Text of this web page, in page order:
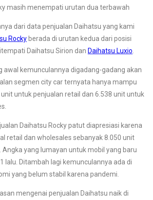
masih menempati urutan dua terbawah
dari data penjualan Daihatsu yang kami
Rocky berada di urutan kedua dari posisi
Daihatsu Sirion dan Daihatsu Luxio.
awal kemunculannya digadang-gadang akan
segmen city car ternyata hanya mampu
untuk penjualan retail dan 6.538 unit untuk
Daihatsu Rocky patut diapresiasi karena
retail dan wholesales sebanyak 8.050 unit
Angka yang lumayan untuk mobil yang baru
lalu. Ditambah lagi kemunculannya ada di
yang belum stabil karena pandemi.
mengenai penjualan Daihatsu naik di